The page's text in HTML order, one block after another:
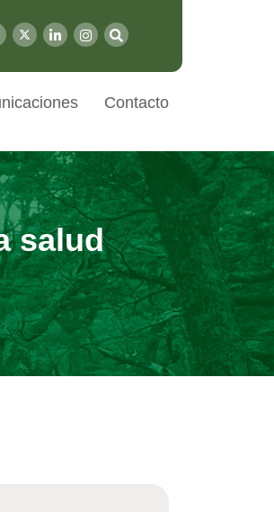
Contacto
salud